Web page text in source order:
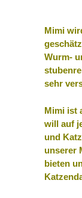
Mimi
Wurm-
sehr
Mimi ist
will auf
und
unserer
bieten